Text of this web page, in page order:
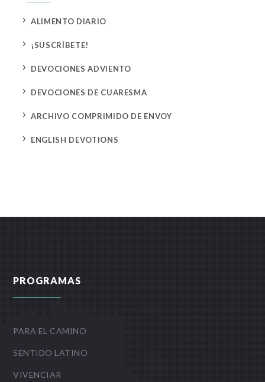
5 ALIMENTO DIARIO
5 ¡SUSCRÍBETE!
5 DEVOCIONES ADVIENTO
5 DEVOCIONES DE CUARESMA
5 ARCHIVO COMPRIMIDO DE ENVOY
5 ENGLISH DEVOTIONS
PROGRAMAS
PARA EL CAMINO
SENTIDO LATINO
VIVENCIAR